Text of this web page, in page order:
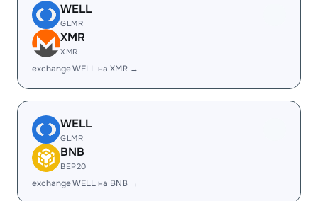
WELL
GLMR
XMR
XMR
exchange WELL на XMR →
WELL
GLMR
BNB
BEP20
exchange WELL на BNB →